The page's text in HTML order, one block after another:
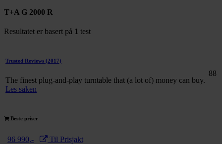
T+A G 2000 R
Resultatet er basert på 1 test
Trusted Reviews (2017)
The finest plug-and-play turntable that (a lot of) money can buy.
Les saken
88
Beste priser
96 990,- Til Prisjakt